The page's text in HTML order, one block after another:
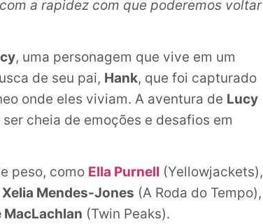
a rapidez com que poderemos voltar
, uma personagem que vive em um
de seu pai, Hank, que foi capturado
onde eles viviam. A aventura de Lucy
cheia de emoções e desafios em
peso, como Ella Purnell (Yellowjackets),
Xelia Mendes-Jones (A Roda do Tempo),
MacLachlan (Twin Peaks).